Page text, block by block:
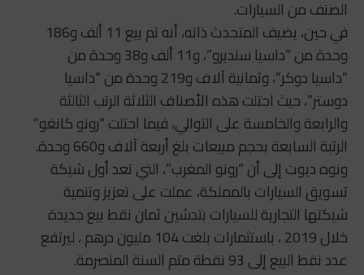
الصنف من السيارات.
في حين، يضيف المتحدث ذاته، أنه تم بيع 11 ألف و186
وحدة من “داسيا سنديرو”، و11 ألف و38 وحدة من
“داسيا دوكر”، وثمانية آلاف و219 وحدة من “داسيا
دوستر”، حيث احتلت هذه الأصناف الثلاثة الرتب الثالثة
والرابعة والخامسة على التوالي، فيما احتلت “رونو كانغو”
الرتبة السابعة بحجم مبيعات بلغ أربعة آلاف و660 وحدة.
ونوه ديوت إلى أن “رونو المغرب”، التي تعد أول شبكة
تسويق السيارات بالمملكة، عملت على تعزيز وتنمية
شبكتها التجارية للسيارات بتدشين ثمان نقط بيع جديدة
خلال 2019 ، باستثمارات بلغت 104 مليون درهم ،
ليرتفع
عدد نقط البيع إلى 93 نقطة متم السنة المنصرمة.